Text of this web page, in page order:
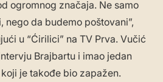
ogromnog značaja. Ne samo
da budemo poštovani”,
u “Ćirilici” na TV Prva. Vučić
Brajbartu i imao jedan
je takođe bio zapažen.